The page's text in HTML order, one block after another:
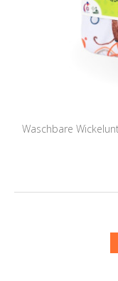
Waschbare